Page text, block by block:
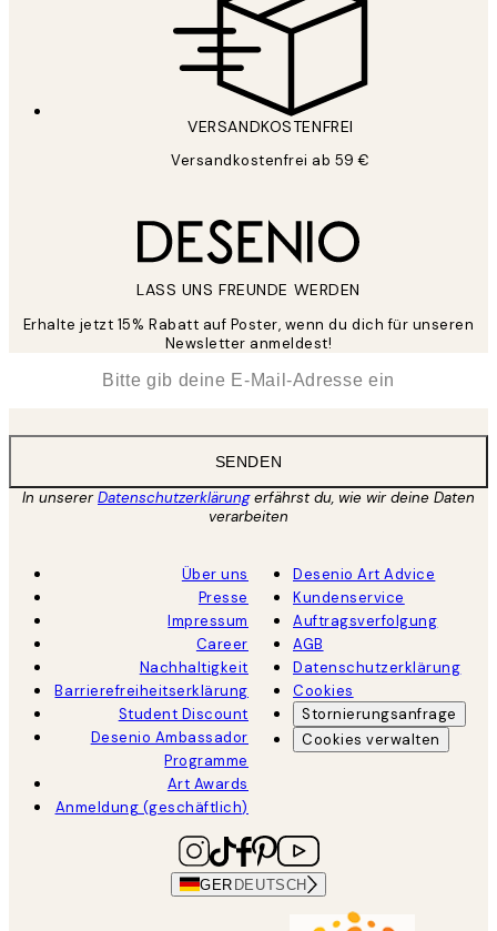
VERSANDKOSTENFREI
Versandkostenfrei ab 59 €
LASS UNS FREUNDE WERDEN
Erhalte jetzt 15% Rabatt auf Poster, wenn du dich für unseren
Newsletter anmeldest!
SENDEN
In unsererDatenschutzerklärungerfährst du, wie wir deine Daten
verarbeiten
Über uns
Presse
Impressum
Career
Nachhaltigkeit
Barrierefreiheitserklärung
Student Discount
Desenio Ambassador
Programme
Art Awards
Anmeldung (geschäftlich)
Desenio Art Advice
Kundenservice
Auftragsverfolgung
AGB
Datenschutzerklärung
Cookies
Stornierungsanfrage
Cookies verwalten
GER DEUTSCH